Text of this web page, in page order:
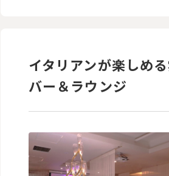
イタリアンが楽しめ
バー＆ラウンジ